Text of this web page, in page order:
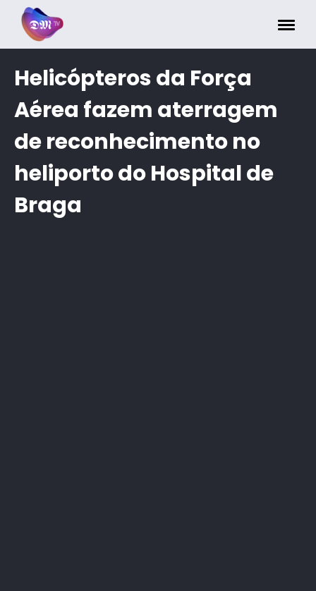
Helicópteros da Força
Aérea fazem aterragem
de reconhecimento no
heliporto do Hospital de
Braga
Painel de Gerenciamento de Cookies